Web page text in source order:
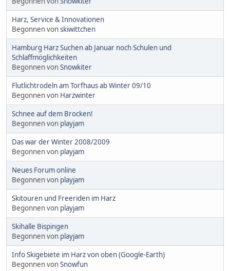
Harz, Service & Innovationen
Begonnen vonskiwittchen
Hamburg Harz Suchen ab Januar noch Schulen und
Schlaffmöglichkeiten
Begonnen vonSnowkiter
Flutlichtrodeln am Torfhaus ab Winter 09/10
Begonnen von Harzwinter
Schnee auf dem Brocken!
Begonnen von playjam
Das war der Winter 2008/2009
Begonnen von playjam
Neues Forum online
Begonnen von playjam
Skitouren und Freeriden im Harz
Begonnen von playjam
Skihalle Bispingen
Begonnen von playjam
Info Skigebiete im Harz von oben (Google-Earth)
Begonnen vonSnowfun